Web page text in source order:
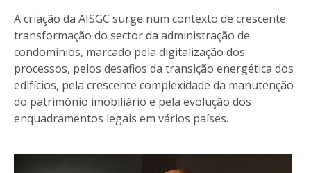
A criação da AISGC surge num contexto de crescente
transformação do sector da administração de
condomínios, marcado pela digitalização dos
processos, pelos desafios da transição energética dos
edifícios, pela crescente complexidade da manutenção
do património imobiliário e pela evolução dos
enquadramentos legais em vários países.